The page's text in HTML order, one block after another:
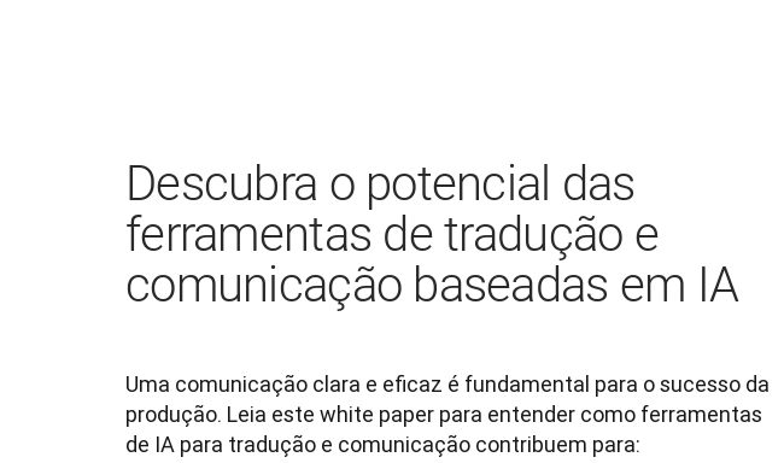
Descubra o potencial das
ferramentas de tradução e
comunicação baseadas em IA
Uma comunicação clara e eficaz é fundamental para o sucesso da
produção. Leia este white paper para entender como ferramentas
de IA para tradução e comunicação contribuem para: